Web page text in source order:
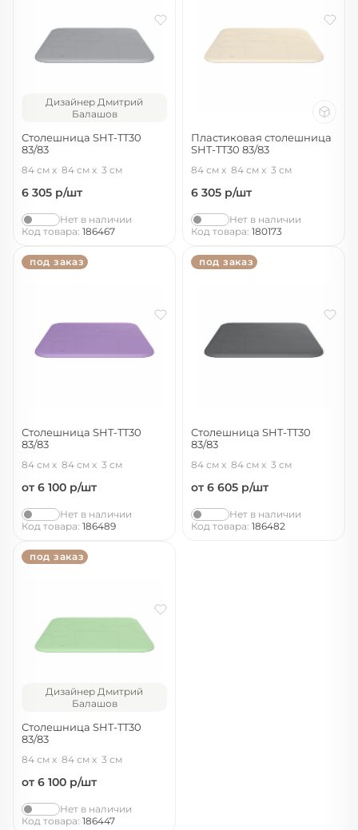
Дизайнер Дмитрий
Балашов
Столешница SHT-TT30
83/83
84 см 84 см 3 см
6 305 р/шт
Нет в наличии
Код товара: 186467
Пластиковая столешница
SHT-TT30 83/83
84 см 84 см 3 см
6 305 р/шт
Нет в наличии
Код товара: 180173
под заказ
Столешница SHT-TT30
83/83
84 см 84 см 3 см
от 6 100 р/шт
Нет в наличии
Код товара: 186489
под заказ
Столешница SHT-TT30
83/83
84 см 84 см 3 см
от 6 605 р/шт
Нет в наличии
Код товара: 186482
под заказ
Дизайнер Дмитрий
Балашов
Столешница SHT-TT30
83/83
84 см 84 см 3 см
от 6 100 р/шт
Нет в наличии
Код товара: 186447